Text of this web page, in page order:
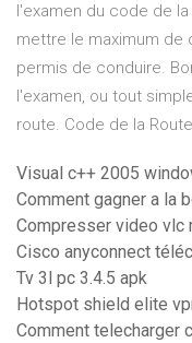
l'examen du code de
mettre le maximum de
permis de conduire.
l'examen, ou tout
route. Code de la
Visual c++ 2005
Comment gagner a la
Compresser video vlc
Cisco anyconnect
Tv 3l pc 3.4.5 apk
Hotspot shield elite
Comment telecharger